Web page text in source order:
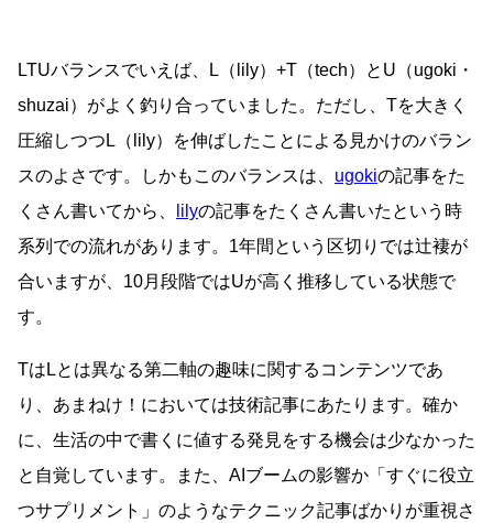
LTUバランスでいえば、L（lily）+T（tech）とU（ugoki・
shuzai）がよく釣り合っていました。ただし、Tを大きく
圧縮しつつL（lily）を伸ばしたことによる見かけのバラン
スのよさです。しかもこのバランスは、 ugokiの記事をた
くさん書いてから、
lilyの記事をたくさん書いたという時
系列での流れがあります。1年間という区切りでは辻褄が
合いますが、10月段階ではUが高く推移している状態で
す。
TはLとは異なる第二軸の趣味に関するコンテンツであ
り、あまねけ！においては技術記事にあたります。確か
に、生活の中で書くに値する発見をする機会は少なかった
と自覚しています。また、AIブームの影響か「すぐに役立
つサプリメント」のようなテクニック記事ばかりが重視さ